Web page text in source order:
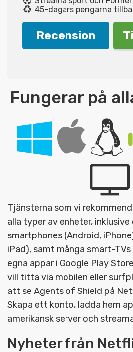
45-dagars pengarna
Recension
Fungerar på
Tjänsterna som vi
alla typer av enheter, inklusive
smartphones (Android,
iPad), samt många smart-TVs
egna appar i Google Play
vill titta via mobilen eller
att se Agents of Shield på
Skapa ett konto, ladda hem
amerikansk server och
Nyheter från